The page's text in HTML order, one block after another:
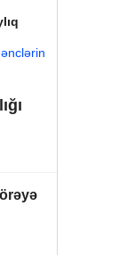
22:26
21:55